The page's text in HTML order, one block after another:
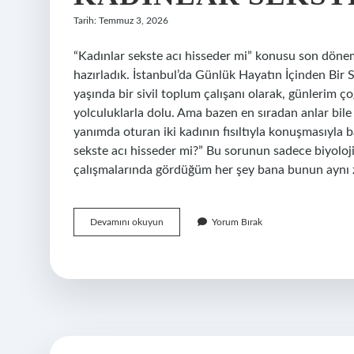
Tarih: Temmuz 3, 2026
“Kadınlar sekste acı hisseder mi” konusu son
hazırladık. İstanbul’da Günlük Hayatın İçinden Bir
yaşında bir sivil toplum çalışanı olarak, günlerim
yolculuklarla dolu. Ama bazen en sıradan anlar
yanımda oturan iki kadının fısıltıyla
sekste acı hisseder mi?” Bu sorunun sadece
çalışmalarında gördüğüm her şey bana bunun
Devamını okuyun
sekste
mi
Yorum Bırak